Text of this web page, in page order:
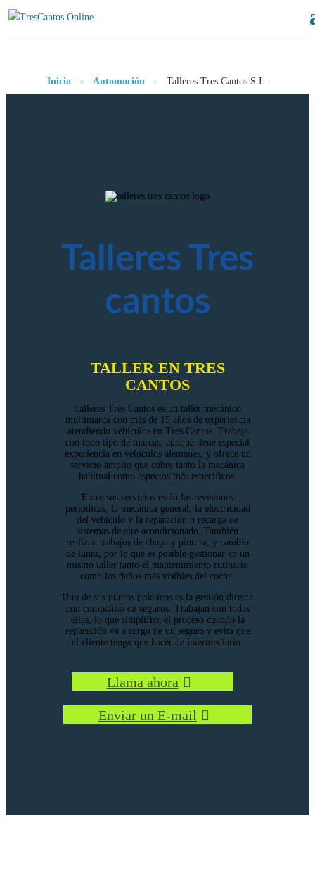
Inicio » Automoción » Talleres Tres Cantos S.L.
Talleres Tres
cantos
TALLER EN TRES
CANTOS
Talleres Tres Cantos es un taller mecánico
multimarca con más de 15 años de experiencia
atendiendo vehículos en Tres Cantos. Trabaja
con todo tipo de marcas, aunque tiene especial
experiencia en vehículos alemanes, y ofrece un
servicio amplio que cubre tanto la mecánica
habitual como aspectos más específicos.
Entre sus servicios están las revisiones
periódicas, la mecánica general, la electricidad
del vehículo y la reparación o recarga de
sistemas de aire acondicionado. También
realizan trabajos de chapa y pintura, y cambio
de lunas, por lo que es posible gestionar en un
mismo taller tanto el mantenimiento rutinario
como los daños más visibles del coche.
Uno de sus puntos prácticos es la gestión directa
con compañías de seguros. Trabajan con todas
ellas, lo que simplifica el proceso cuando la
reparación va a cargo de un seguro y evita que
el cliente tenga que hacer de intermediario.
Llama ahora
Enviar un E-mail